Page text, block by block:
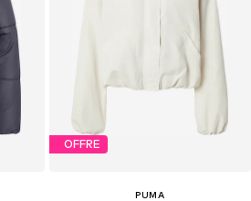
OFFRE
PUMA